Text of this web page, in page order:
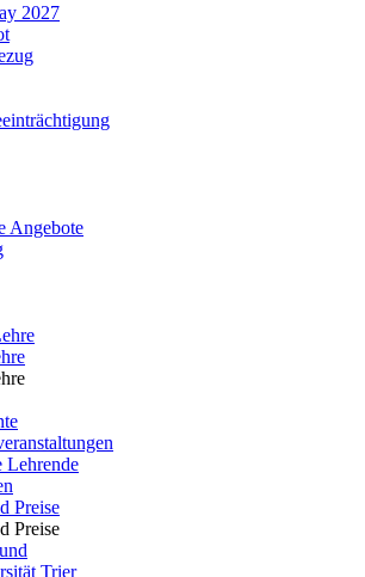
2027
Angebote
Lehrende
Preise
Preise
Trier